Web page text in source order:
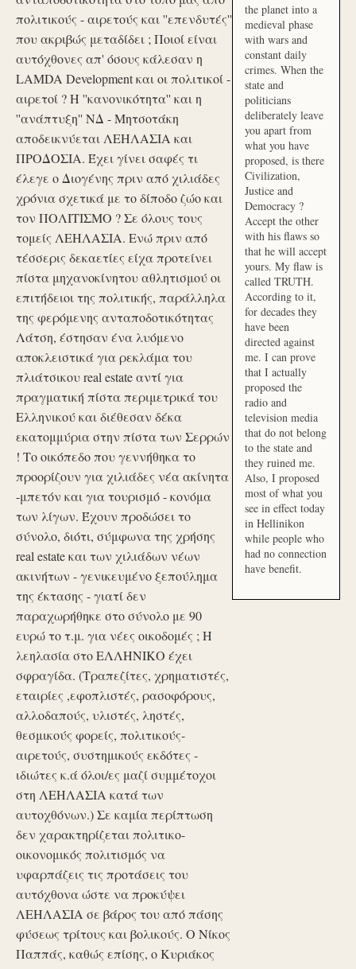
πολιτικούς - αιρετούς και ''επενδυτές''
που ακριβώς μεταδίδει ; Ποιοί είναι
αυτόχθονες απ' όσους κάλεσαν η
LAMDA Development και οι πολιτικοί -
αιρετοί ? Η ''κανονικότητα'' και η
''ανάπτυξη'' ΝΔ - Μητσοτάκη
αποδεικνύεται ΛΕΗΛΑΣΙΑ και
ΠΡΟΔΟΣΙΑ. Έχει γίνει σαφές τι
έλεγε ο Διογένης πριν από χιλιάδες
χρόνια σχετικά με το δίποδο ζώο και
τον ΠΟΛΙΤΙΣΜΟ ? Σε όλους τους
τομείς ΛΕΗΛΑΣΙΑ. Ενώ πριν από
τέσσερις δεκαετίες είχα προτείνει
πίστα μηχανοκίνητου αθλητισμού οι
επιτήδειοι της πολιτικής, παράλληλα
της φερόμενης ανταποδοτικότητας
Λάτση, έστησαν ένα λυόμενο
αποκλειστικά για ρεκλάμα του
πλιάτσικου real estate αντί για
πραγματική πίστα περιμετρικά του
Ελληνικού και διέθεσαν δέκα
εκατομμύρια στην πίστα των Σερρών
! Το οικόπεδο που γεννήθηκα το
προορίζουν για χιλιάδες νέα ακίνητα
-μπετόν και για τουρισμό - κονόμα
των λίγων. Έχουν προδώσει το
σύνολο, διότι, σύμφωνα της χρήσης
real estate και των χιλιάδων νέων
ακινήτων - γενικευμένο ξεπούλημα
της έκτασης - γιατί δεν
παραχωρήθηκε στο σύνολο με 90
ευρώ το τ.μ. για νέες οικοδομές ; Η
λεηλασία στο ΕΛΛΗΝΙΚΟ έχει
σφραγίδα. (Τραπεζίτες, χρηματιστές,
εταιρίες ,εφοπλιστές, ρασοφόρους,
αλλοδαπούς, υλιστές, ληστές,
θεσμικούς φορείς, πολιτικούς-
αιρετούς, συστημικούς εκδότες -
ιδιώτες κ.ά όλοι/ες μαζί συμμέτοχοι
στη ΛΕΗΛΑΣΙΑ κατά των
αυτοχθόνων.) Σε καμία περίπτωση
δεν χαρακτηρίζεται πολιτικο-
οικονομικός πολιτισμός να
υφαρπάζεις τις προτάσεις του
αυτόχθονα ώστε να προκύψει
ΛΕΗΛΑΣΙΑ σε βάρος του από πάσης
φύσεως τρίτους και βολικούς. Ο Νίκος
Παππάς, καθώς επίσης, ο Κυριάκος
the planet into a
medieval phase
with wars and
constant daily
crimes. When the
state and
politicians
deliberately leave
you apart from
what you have
proposed, is there
Civilization,
Justice and
Democracy ?
Accept the other
with his flaws so
that he will accept
yours. My flaw is
called TRUTH.
According to it,
for decades they
have been
directed against
me. I can prove
that I actually
proposed the
radio and
television media
that do not belong
to the state and
they ruined me.
Also, I proposed
most of what you
see in effect today
in Hellinikon
while people who
had no connection
have benefit.